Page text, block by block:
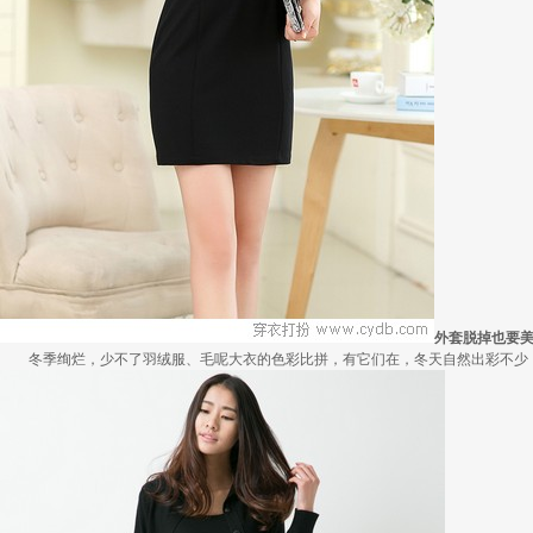
外套脱掉也要
冬季绚烂，少不了羽绒服、毛呢大衣的色彩比拼，有它们在，冬天自然出彩不少